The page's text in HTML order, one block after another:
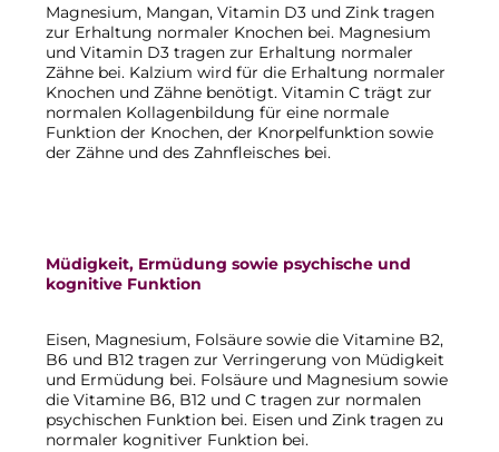
Magnesium, Mangan, Vitamin D3 und Zink tragen
zur Erhaltung normaler Knochen bei. Magnesium
und Vitamin D3 tragen zur Erhaltung normaler
Zähne bei. Kalzium wird für die Erhaltung normaler
Knochen und Zähne benötigt. Vitamin C trägt zur
normalen Kollagenbildung für eine normale
Funktion der Knochen, der Knorpelfunktion sowie
der Zähne und des Zahnfleisches bei.
Müdigkeit, Ermüdung sowie psychische und
kognitive Funktion
Eisen, Magnesium, Folsäure sowie die Vitamine B2,
B6 und B12 tragen zur Verringerung von Müdigkeit
und Ermüdung bei. Folsäure und Magnesium sowie
die Vitamine B6, B12 und C tragen zur normalen
psychischen Funktion bei. Eisen und Zink tragen zu
normaler kognitiver Funktion bei.